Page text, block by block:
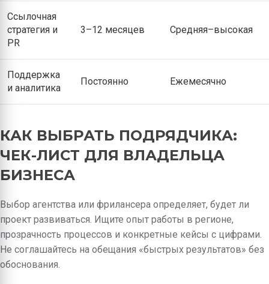
Ссылочная
стратегия и
PR
3–12 месяцев Средняя–высокая
Поддержка
и аналитика
Постоянно Ежемесячно
КАК ВЫБРАТЬ ПОДРЯДЧИКА:
ЧЕК-ЛИСТ ДЛЯ ВЛАДЕЛЬЦА
БИЗНЕСА
Выбор агентства или фрилансера определяет, будет ли
проект развиваться. Ищите опыт работы в регионе,
прозрачность процессов и конкретные кейсы с цифрами.
Не соглашайтесь на обещания «быстрых результатов» без
обоснования.